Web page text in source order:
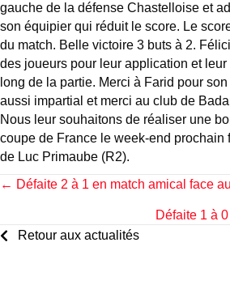
gauche de la défense Chastelloise et
son équipier qui réduit le score. Le
du match. Belle victoire 3 buts à 2.
des joueurs pour leur application et
long de la partie. Merci à Farid pour
aussi impartial et merci au club de
Nous leur souhaitons de réaliser une
coupe de France le week-end prochain
de Luc Primaube (R2).
Posts
navigation
← Défaite 2 à 1 en match amical face
Défaite 1 à
Retour aux actualités